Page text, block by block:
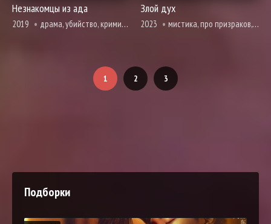
Незнакомцы из ада
2019 драма, убийство, криминал, вебтун, психология, триллер, ужасы
Злой дух
2023 мистика, про призраков, демонов и сверхъестественное, триллер, ужасы, смерть
1 2 3
Подборки